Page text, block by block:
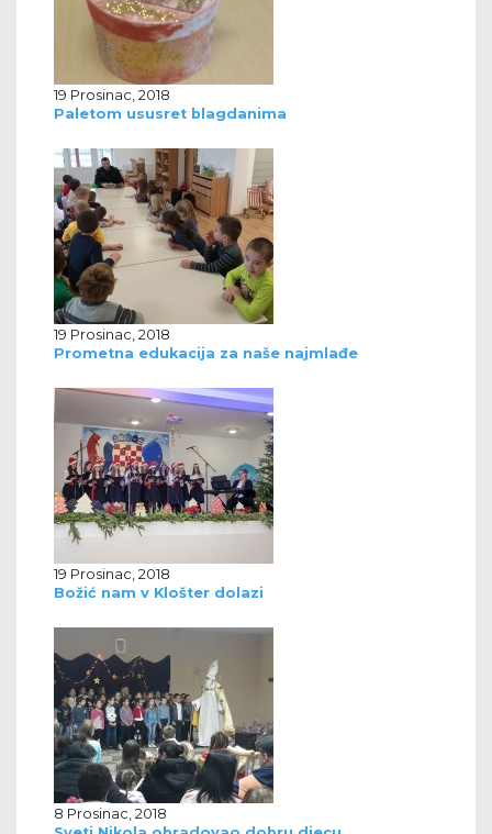
19 Prosinac, 2018
Paletom ususret blagdanima
19 Prosinac, 2018
Prometna edukacija za naše najmlađe
19 Prosinac, 2018
Božić nam v Klošter dolazi
8 Prosinac, 2018